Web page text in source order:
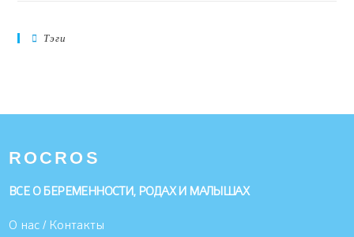
Тэги
ROCROS
ВСЕ О БЕРЕМЕННОСТИ, РОДАХ И МАЛЫШАХ
О нас / Контакты